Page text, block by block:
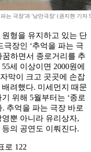
는 극장'과 '낭만극장' (권지현 기자
형을 유지하고 있는 단
장인 ‘추억을 파는 극
꿈하면서 종로거리를 추
세 이상이면 2000원에
막이 크고 곳곳에 손잡
려했다. 미세먼지 때문
위해 5월부터는 ‘종로
추억을 파는 극장 바로
뿐 아니라 유리상자,
의 공연도 이뤄진다.
로 122